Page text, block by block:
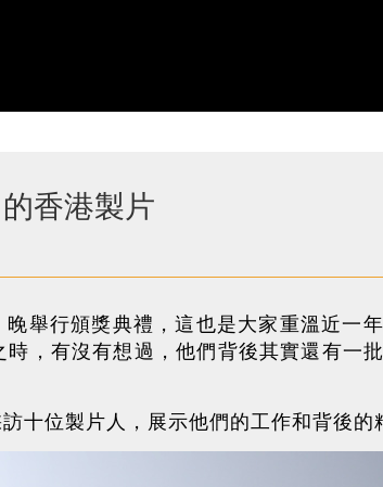
香港製片
舉行頒獎典禮，這也是大家重溫近一
，有沒有想過，他們背後其實還有一
位製片人，展示他們的工作和背後的